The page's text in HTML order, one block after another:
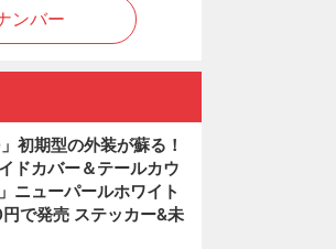
ンバー
初期型の外装が蘇る！
イドカバー＆テールカウ
ニューパールホワイト
で発売 ステッカー&未